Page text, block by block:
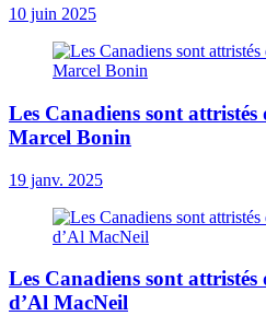
10 juin 2025
Les Canadiens sont attristés
Marcel Bonin
19 janv. 2025
Les Canadiens sont attristés
d’Al MacNeil